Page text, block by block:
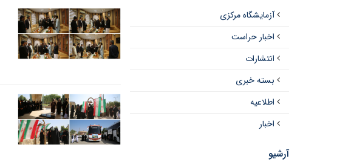
آزمایشگاه مرکزی
اخبار حراست
انتشارات
بسته خبری
اطلاعیه
اخبار
آرشیو